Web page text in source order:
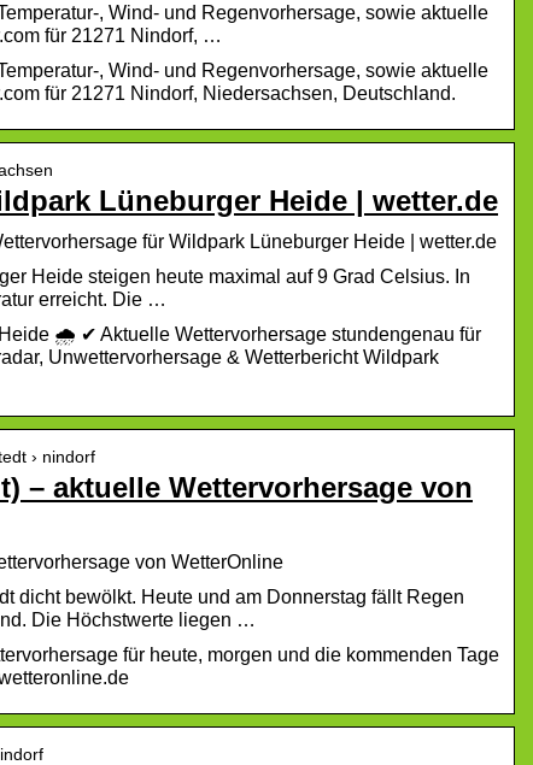
, Wind- und Regenvorhersage, sowie aktuelle
für 21271 Nindorf, …
, Wind- und Regenvorhersage, sowie aktuelle
für 21271 Nindorf, Niedersachsen, Deutschland.
Lüneburger Heide | wetter.de
für Wildpark Lüneburger Heide | wetter.de
Heide steigen heute maximal auf 9 Grad Celsius. In
erreicht. Die …
🌧️ ✔ Aktuelle Wettervorhersage stundengenau für
Unwettervorhersage & Wetterbericht Wildpark
› nindorf
– aktuelle Wettervorhersage von
von WetterOnline
dicht bewölkt. Heute und am Donnerstag fällt Regen
Die Höchstwerte liegen …
für heute, morgen und die kommenden Tage